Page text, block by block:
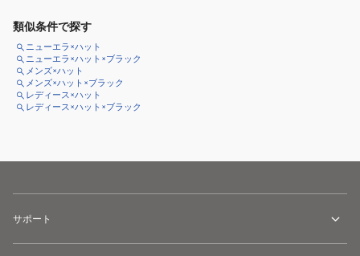
類似条件で探す
ニューエラ×ハット
ニューエラ×ハット×ブラック
メンズ×ハット
メンズ×ハット×ブラック
レディース×ハット
レディース×ハット×ブラック
サポート